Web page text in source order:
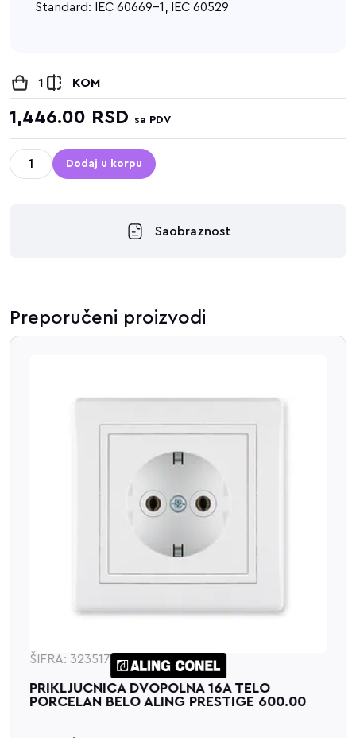
Standard: IEC 60669-1, IEC 60529
1 KOM
1,446.00 RSD sa PDV
Dodaj u korpu
Saobraznost
Preporučeni proizvodi
ŠIFRA: 323517
PRIKLJUCNICA DVOPOLNA 16A TELO
PORCELAN BELO ALING PRESTIGE 600.00